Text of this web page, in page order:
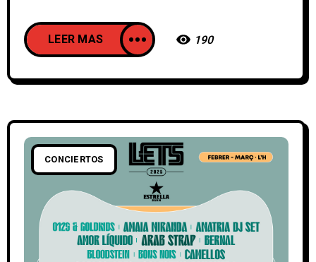
LEER MAS 190
CONCIERTOS